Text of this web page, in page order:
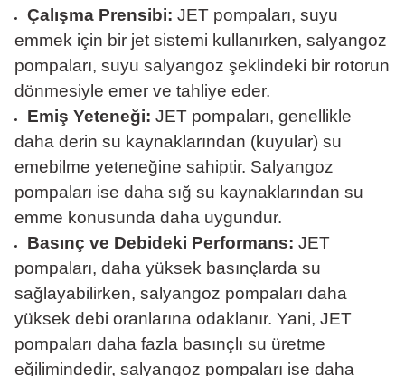
Çalışma Prensibi: JET pompaları, suyu
emmek için bir jet sistemi kullanırken, salyangoz
pompaları, suyu salyangoz şeklindeki bir rotorun
dönmesiyle emer ve tahliye eder.
Emiş Yeteneği: JET pompaları, genellikle
daha derin su kaynaklarından (kuyular) su
emebilme yeteneğine sahiptir. Salyangoz
pompaları ise daha sığ su kaynaklarından su
emme konusunda daha uygundur.
Basınç ve Debideki Performans: JET
pompaları, daha yüksek basınçlarda su
sağlayabilirken, salyangoz pompaları daha
yüksek debi oranlarına odaklanır. Yani, JET
pompaları daha fazla basınçlı su üretme
eğilimindedir, salyangoz pompaları ise daha